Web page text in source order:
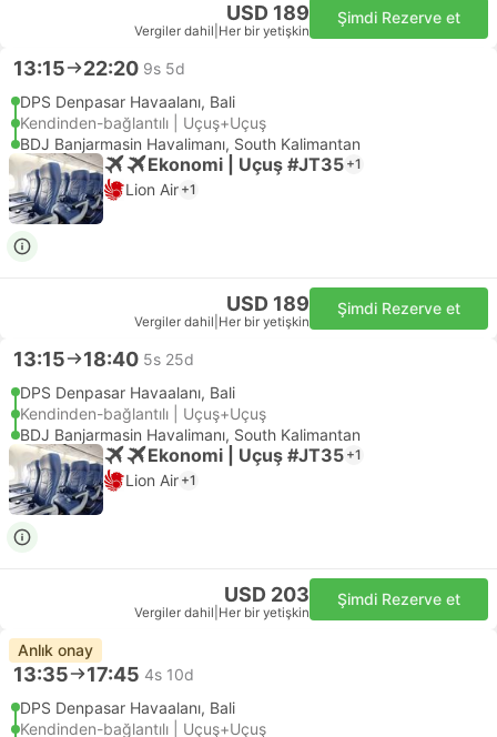
USD 189
Vergiler dahil Her bir yetişkin
Şimdi Rezerve et
13:15 22:20 9s 5d
DPS Denpasar Havaalanı, Bali
Kendinden-bağlantılı | Uçuş+Uçuş
BDJ Banjarmasin Havalimanı, South Kalimantan
Ekonomi | Uçuş #JT35 +1
Lion Air +1
USD 189
Vergiler dahil Her bir yetişkin
Şimdi Rezerve et
13:15 18:40 5s 25d
DPS Denpasar Havaalanı, Bali
Kendinden-bağlantılı | Uçuş+Uçuş
BDJ Banjarmasin Havalimanı, South Kalimantan
Ekonomi | Uçuş #JT35 +1
Lion Air +1
USD 203
Vergiler dahil Her bir yetişkin
Şimdi Rezerve et
Anlık onay
13:35 17:45 4s 10d
DPS Denpasar Havaalanı, Bali
Kendinden-bağlantılı | Uçuş+Uçuş